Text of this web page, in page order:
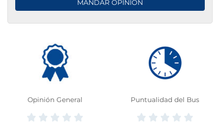
Opinión General Puntualidad del Bus